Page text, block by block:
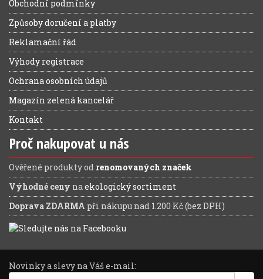
Obchodní podmínky
Způsoby doručení a platby
Reklamační řád
Výhody registrace
Ochrana osobních údajů
Magazín zelená kancelář
Kontakt
Proč nakupovat u nás
Ověřené produkty od renomovaných značek
Výhodné ceny naekologický sortiment
Doprava ZDARMA při nákupu nad 1.200 Kč (bez DPH)
Novinky a slevy na Váš e-mail: